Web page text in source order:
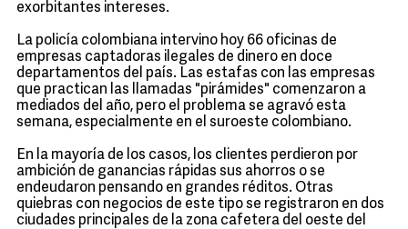
exorbitantes intereses.
La policía colombiana intervino hoy 66 oficinas de
empresas captadoras ilegales de dinero en doce
departamentos del país. Las estafas con las empresas
que practican las llamadas "pirámides" comenzaron a
mediados del año, pero el problema se agravó esta
semana, especialmente en el suroeste colombiano.
En la mayoría de los casos, los clientes perdieron por
ambición de ganancias rápidas sus ahorros o se
endeudaron pensando en grandes réditos. Otras
quiebras con negocios de este tipo se registraron en dos
ciudades principales de la zona cafetera del oeste del